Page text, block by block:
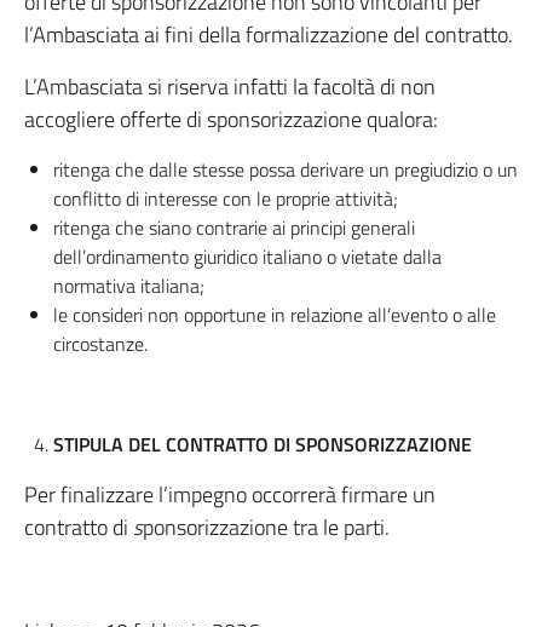
l’Ambasciata ai fini della formalizzazione del contratto.
L’Ambasciata si riserva infatti la facoltà di non
accogliere offerte di sponsorizzazione qualora:
ritenga che dalle stesse possa derivare un pregiudizio o un
conflitto di interesse con le proprie attività;
ritenga che siano contrarie ai principi generali
dell’ordinamento giuridico italiano o vietate dalla
normativa italiana;
le consideri non opportune in relazione all’evento o alle
circostanze.
STIPULA DEL CONTRATTO DI SPONSORIZZAZIONE
Per finalizzare l’impegno occorrerà firmare un
contratto di sponsorizzazione tra le parti.